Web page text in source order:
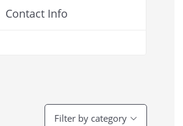
Contact Info
Filter by category